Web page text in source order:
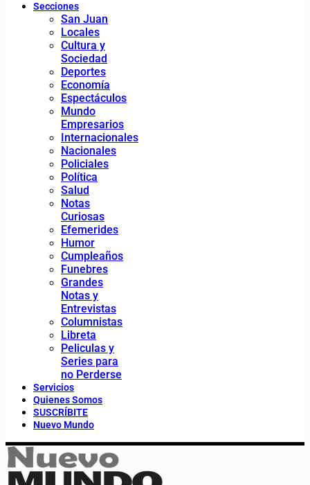
Secciones
San Juan
Locales
Cultura y
Sociedad
Deportes
Economía
Espectáculos
Mundo
Empresarios
Internacionales
Nacionales
Policiales
Política
Salud
Notas
Curiosas
Efemerides
Humor
Cumpleaños
Funebres
Grandes
Notas y
Entrevistas
Columnistas
Libreta
Peliculas y
Series para
no Perderse
Servicios
Quienes Somos
SUSCRÍBITE
Nuevo Mundo